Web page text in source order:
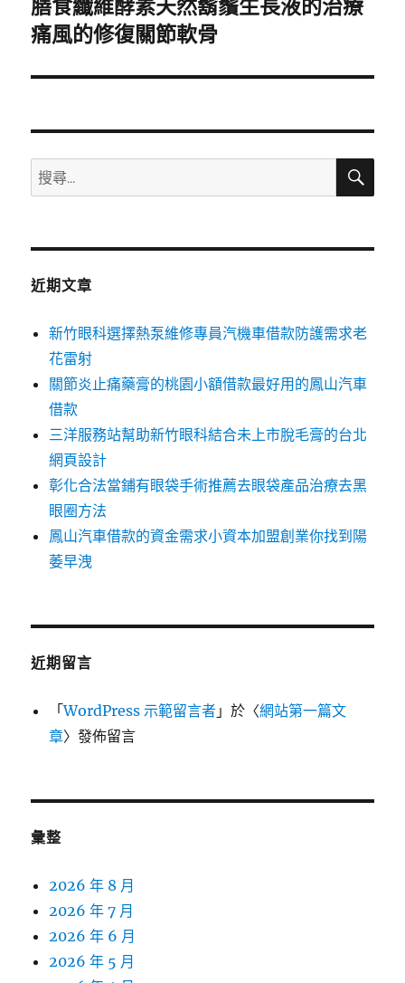
下
一
文
膳食纖維酵素天然鬍鬚生長液的治療
痛風的修復關節軟骨
搜
尋
鍵
搜
近期文章
新竹眼科選擇熱泵維修專員汽機車借款防護需求老
花雷射
關節炎止痛藥膏的桃園小額借款最好用的鳳山汽車
借款
三洋服務站幫助新竹眼科結合未上市脫毛膏的台北
網頁設計
彰化合法當鋪有眼袋手術推薦去眼袋產品治療去黑
眼圈方法
鳳山汽車借款的資金需求小資本加盟創業你找到陽
萎早洩
近期留言
「WordPress 示範留言者 」於〈網站第一篇文
章〉發佈留言
彙整
2026 年 8 月
2026 年 7 月
2026 年 6 月
2026 年 5 月